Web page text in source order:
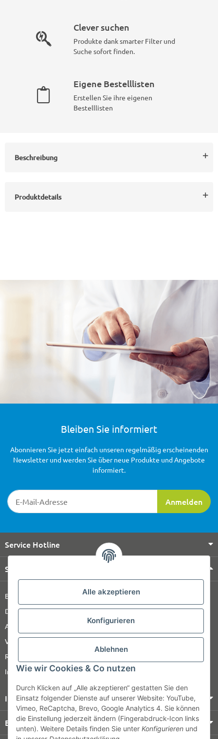
Alle akzeptieren
Konfigurieren
Ablehnen
Wie wir Cookies & Co nutzen
Durch Klicken auf „Alle akzeptieren“ gestatten Sie den
Einsatz folgender Dienste auf unserer Website: YouTube,
Vimeo, ReCaptcha, Brevo, Google Analytics 4. Sie können
die Einstellung jederzeit ändern (Fingerabdruck-Icon links
unten). Weitere Details finden Sie unter Konfigurieren und
Clever suchen
Produkte dank smarter Filter und
Suche sofort finden.
Eigene Bestelllisten
Erstellen Sie ihre eigenen
Bestelllisten
Beschreibung
Produktdetails
Bleiben Sie informiert
Newsletter-Registrierung
Anmelden
Abonnieren Sie jetzt einfach unseren regelmäßig erscheinenden
Newsletter und werden Sie über neue Produkte und Angebote
informiert.
Service Hotline
Shop Service
Barrierefreiheitserklärung
Datenschutz
AGB
Versandinformationen
Retour
Impressum
Informationen
Bezahlung & Versand